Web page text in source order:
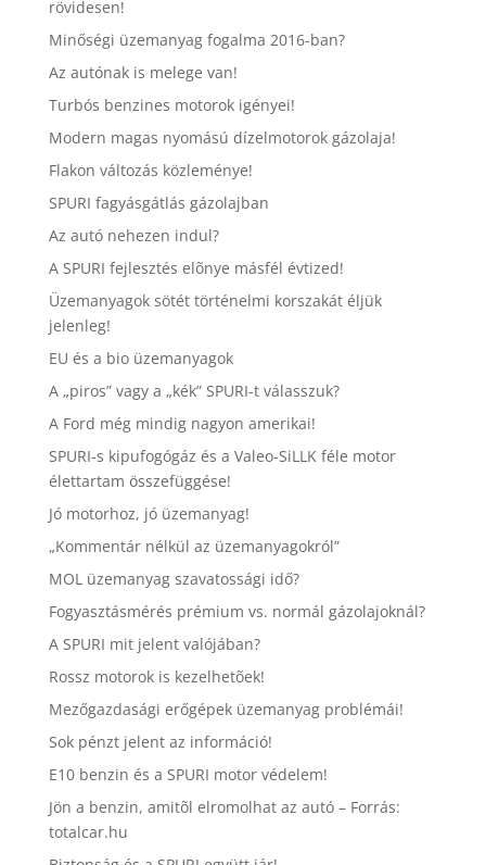
rövidesen!
Minőségi üzemanyag fogalma 2016-ban?
Az autónak is melege van!
Turbós benzines motorok igényei!
Modern magas nyomású dízelmotorok gázolaja!
Flakon változás közleménye!
SPURI fagyásgátlás gázolajban
Az autó nehezen indul?
A SPURI fejlesztés elõnye másfél évtized!
Üzemanyagok sötét történelmi korszakát éljük
jelenleg!
EU és a bio üzemanyagok
A „piros” vagy a „kék” SPURI-t válasszuk?
A Ford még mindig nagyon amerikai!
SPURI-s kipufogógáz és a Valeo-SiLLK féle motor
élettartam összefüggése!
Jó motorhoz, jó üzemanyag!
„Kommentár nélkül az üzemanyagokról”
MOL üzemanyag szavatossági idő?
Fogyasztásmérés prémium vs. normál gázolajoknál?
A SPURI mit jelent valójában?
Rossz motorok is kezelhetõek!
Mezőgazdasági erőgépek üzemanyag problémái!
Sok pénzt jelent az információ!
E10 benzin és a SPURI motor védelem!
Jön a benzin, amitõl elromolhat az autó – Forrás:
totalcar.hu